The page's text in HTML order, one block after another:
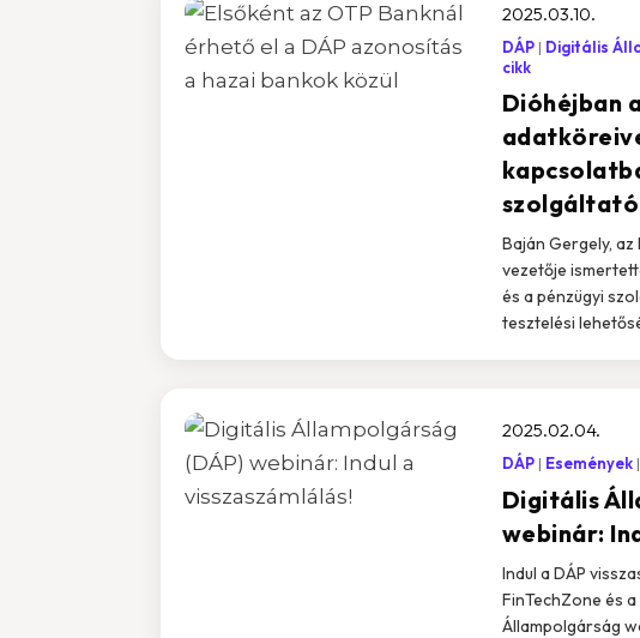
Dióhéjban
2025.03.10.
DÁP Digitális
cikk
Baján Gergely,
vezetője
és a pénzügyi
tesztelési
Digitális
webinár:
2025.02.04.
DÁP Események
Indul a DÁP
FinTechZone és
Állampolgárság